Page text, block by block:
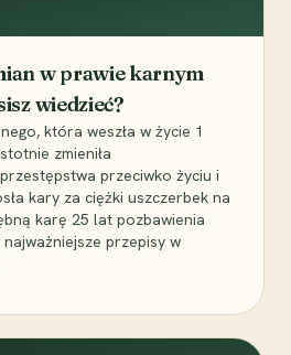
w prawie karnym
wiedzieć?
która weszła w życie 1
zmieniła
przeciwko życiu i
kary za ciężki uszczerbek na
karę 25 lat pozbawienia
przepisy w